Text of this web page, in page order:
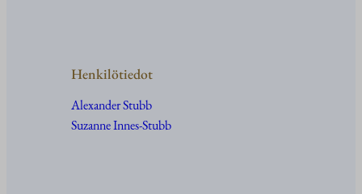
Henkilötiedot
Alexander Stubb
Suzanne Innes-Stubb